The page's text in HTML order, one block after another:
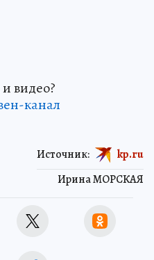
видео?
канал
Ирина МОРСКАЯ
Источник: kp.ru